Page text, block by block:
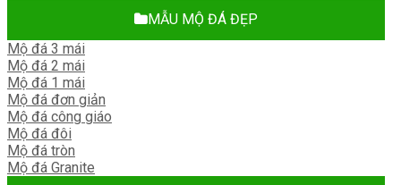
MẪU MỘ ĐÁ ĐẸP
Mộ đá 3 mái
Mộ đá 2 mái
Mộ đá 1 mái
Mộ đá đơn giản
Mộ đá công giáo
Mộ đá đôi
Mộ đá tròn
Mộ đá Granite